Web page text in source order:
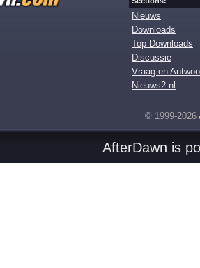
Nieuws
Downloads
Top Downloads
Discussie
Vraag en
Nieuws2.nl
© 1999-2026
AfterDawn is